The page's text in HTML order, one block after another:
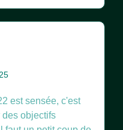
est sensée, c'est
des objectifs